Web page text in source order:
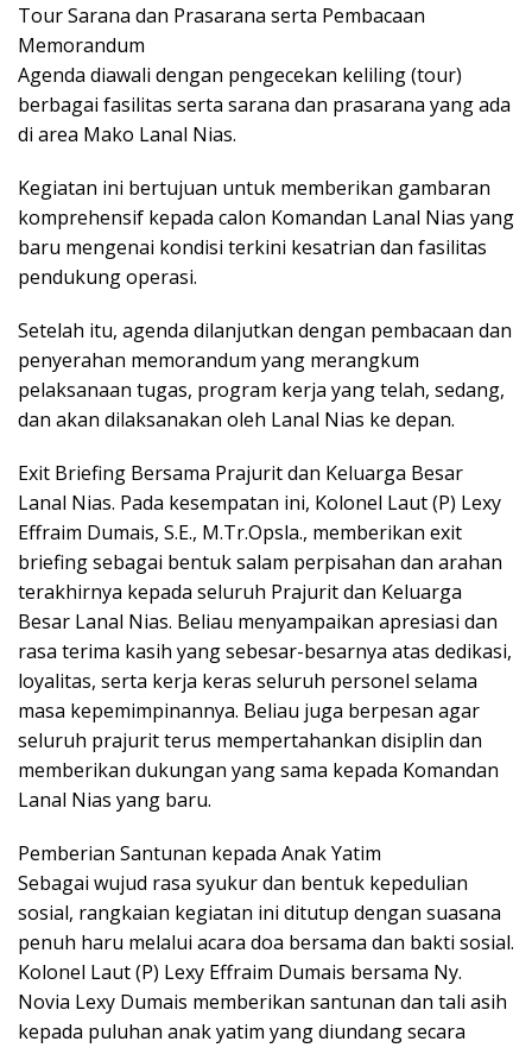
Tour Sarana dan Prasarana serta Pembacaan
Memorandum
Agenda diawali dengan pengecekan keliling (tour)
berbagai fasilitas serta sarana dan prasarana yang ada
di area Mako Lanal Nias.
Kegiatan ini bertujuan untuk memberikan gambaran
komprehensif kepada calon Komandan Lanal Nias yang
baru mengenai kondisi terkini kesatrian dan fasilitas
pendukung operasi.
Setelah itu, agenda dilanjutkan dengan pembacaan dan
penyerahan memorandum yang merangkum
pelaksanaan tugas, program kerja yang telah, sedang,
dan akan dilaksanakan oleh Lanal Nias ke depan.
Exit Briefing Bersama Prajurit dan Keluarga Besar
Lanal Nias. Pada kesempatan ini, Kolonel Laut (P) Lexy
Effraim Dumais, S.E., M.Tr.Opsla., memberikan exit
briefing sebagai bentuk salam perpisahan dan arahan
terakhirnya kepada seluruh Prajurit dan Keluarga
Besar Lanal Nias. Beliau menyampaikan apresiasi dan
rasa terima kasih yang sebesar-besarnya atas dedikasi,
loyalitas, serta kerja keras seluruh personel selama
masa kepemimpinannya. Beliau juga berpesan agar
seluruh prajurit terus mempertahankan disiplin dan
memberikan dukungan yang sama kepada Komandan
Lanal Nias yang baru.
Pemberian Santunan kepada Anak Yatim
Sebagai wujud rasa syukur dan bentuk kepedulian
sosial, rangkaian kegiatan ini ditutup dengan suasana
penuh haru melalui acara doa bersama dan bakti sosial.
Kolonel Laut (P) Lexy Effraim Dumais bersama Ny.
Novia Lexy Dumais memberikan santunan dan tali asih
kepada puluhan anak yatim yang diundang secara